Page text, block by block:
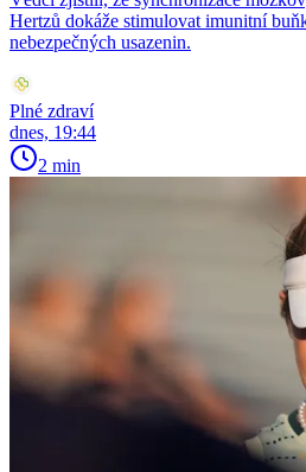
Hertzů dokáže stimulovat imunitní
nebezpečných usazenin.
Plné zdraví
dnes, 19:44
2 min